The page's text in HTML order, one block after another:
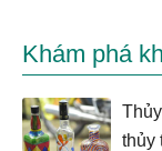
Khám phá
thủy